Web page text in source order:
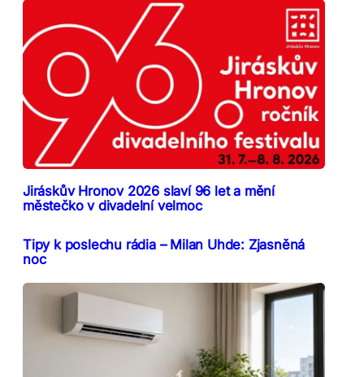
Jiráskův Hronov 2026 slaví 96 let a mění
městečko v divadelní velmoc
Tipy k poslechu rádia – Milan Uhde: Zjasněná
noc